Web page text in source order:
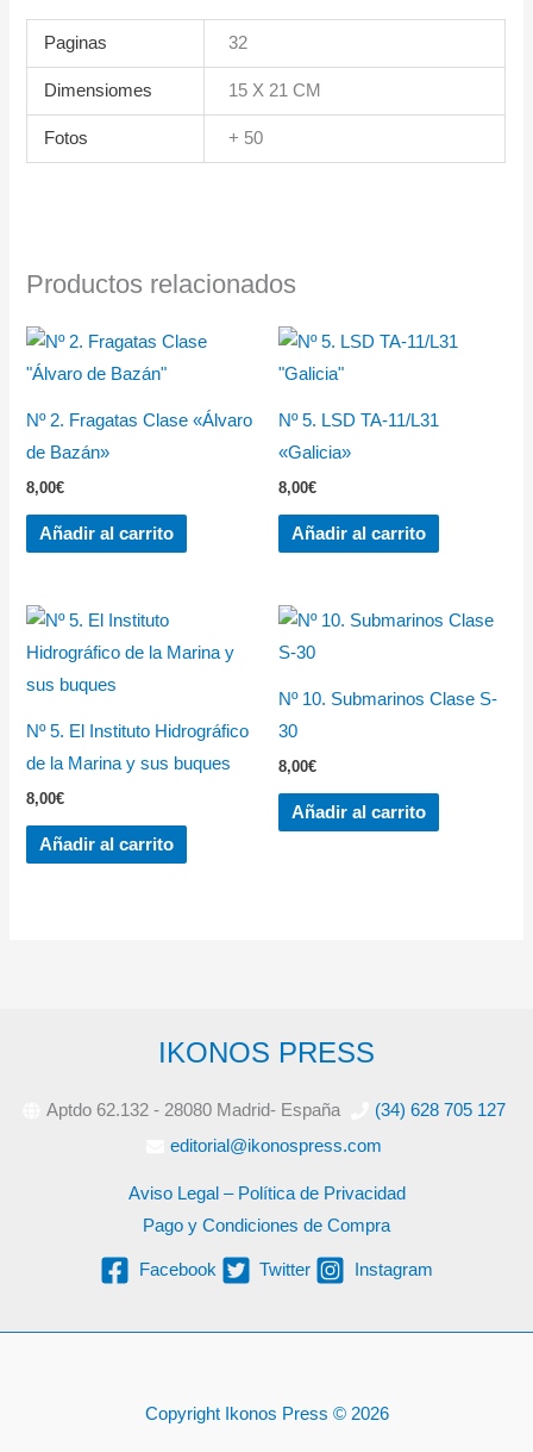
Paginas 32
Dimensiomes 15 X 21 CM
Fotos + 50
Productos relacionados
Nº 2. Fragatas Clase «Álvaro
de Bazán»
8,00€
Añadir al carrito
Nº 5. LSD TA-11/L31
«Galicia»
8,00€
Añadir al carrito
Nº 5. El Instituto Hidrográfico
de la Marina y sus buques
8,00€
Añadir al carrito
Nº 10. Submarinos Clase S-
30
8,00€
Añadir al carrito
IKONOS PRESS
Aptdo 62.132 - 28080 Madrid- España
(34) 628 705 127
editorial@ikonospress.com
Aviso Legal – Política de Privacidad
Pago y Condiciones de Compra
Facebook Twitter Instagram
Copyright Ikonos Press © 2026